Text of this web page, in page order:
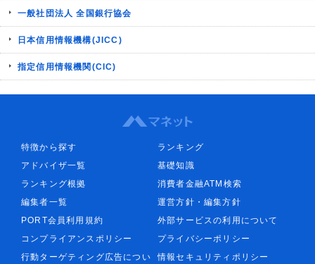
一般社団法人 全国銀行協会
日本信用情報機構(JICC)
指定信用情報機関(CIC)
特徴から探す
ランキング
アドバイザ一覧
基礎知識
ランキング根拠
消費者金融ATM検索
編集者一覧
運営方針・編集方針
PORT会員利用規約
外部サービスの利用について
コンプライアンスポリシー
プライバシーポリシー
行動ターゲティング広告につい
情報セキュリティポリシー